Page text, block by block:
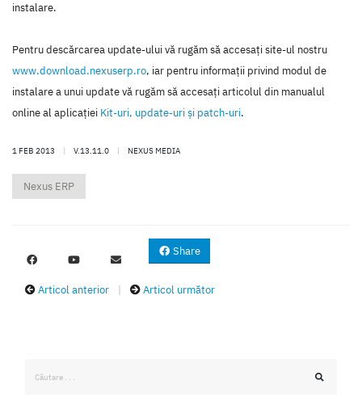
instalare.
Pentru descărcarea update-ului vă rugăm să accesaţi site-ul nostru
www.download.nexuserp.ro, iar pentru informaţii privind modul de
instalare a unui update vă rugăm să accesaţi articolul din manualul
online al aplicaţiei Kit-uri, update-uri şi patch-uri.
1 FEB 2013 | V.13.11.0 | NEXUS MEDIA
Nexus ERP
Share
Articol anterior Articol următor